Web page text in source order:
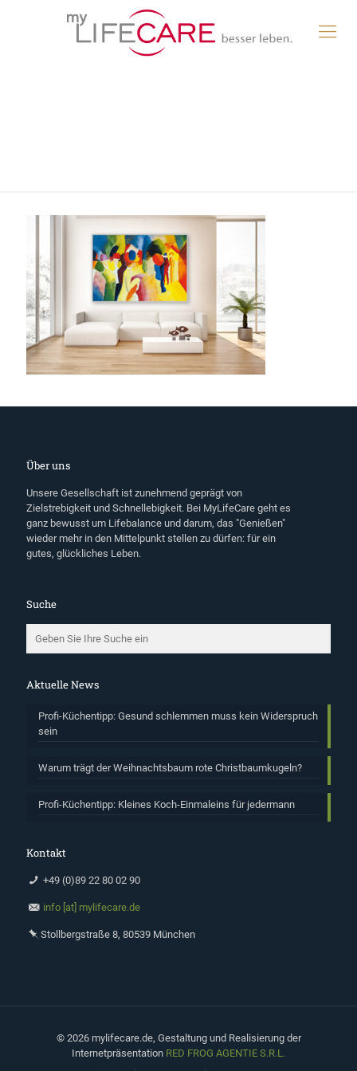
Über uns
Unsere Gesellschaft ist zunehmend geprägt von
Zielstrebigkeit und Schnellebigkeit. Bei MyLifeCare geht es
ganz bewusst um Lifebalance und darum, das "Genießen"
wieder mehr in den Mittelpunkt stellen zu dürfen: für ein
gutes, glückliches Leben.
Suche
Aktuelle News
Profi-Küchentipp: Gesund schlemmen muss kein Widerspruch
sein
Warum trägt der Weihnachtsbaum rote Christbaumkugeln?
Profi-Küchentipp: Kleines Koch-Einmaleins für jedermann
Kontakt
+49 (0)89 22 80 02 90
info [at] mylifecare.de
Stollbergstraße 8, 80539 München
© 2026 mylifecare.de, Gestaltung und Realisierung der
Internetpräsentation RED FROG AGENTIE S.R.L.